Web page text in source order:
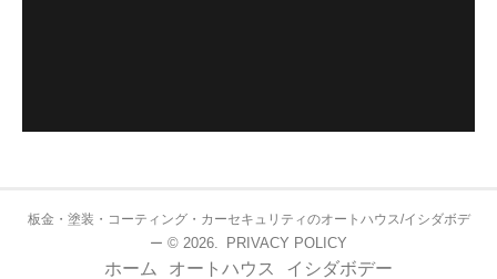
板金・塗装・コーティング・カーセキュリティのオートハウス/イシダボデ
ー © 2026. PRIVACY POLICY
ホーム オートハウス
イシダボデー